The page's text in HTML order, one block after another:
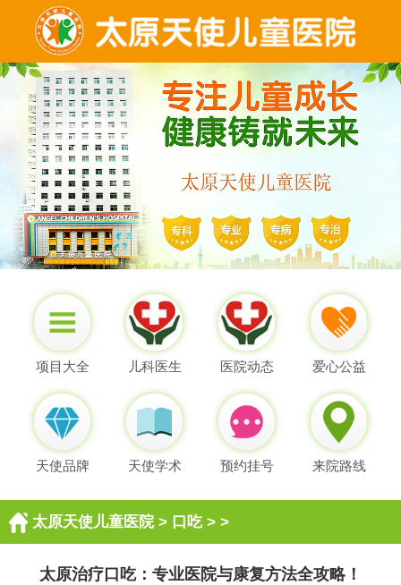
项目大全 儿科医生 医院动态 爱心公益
天使品牌 天使学术 预约挂号 来院路线
太原天使儿童医院> 口吃> >
太原治疗口吃：专业医院与康复方法全攻略！